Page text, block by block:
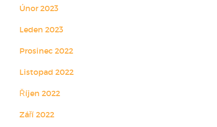
Únor 2023
Leden 2023
Prosinec 2022
Listopad 2022
Říjen 2022
Září 2022